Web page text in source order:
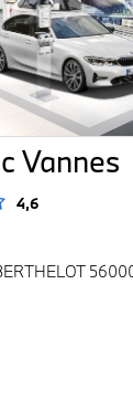
Vannes
4,6